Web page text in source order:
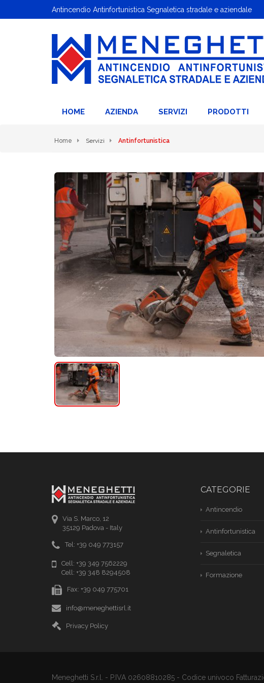
Antincendio Antinfortunistica Segnaletica stradale e aziendale
HOME AZIENDA SERVIZI PRODOTTI
Home Servizi Antinfortunistica
Via S. Marco, 12
35129 Padova - Italy
Tel: +39 049 773157
Cell: +39 349 7562229
Cell: +39 348 8294508
Fax: +39 049 775701
info@meneghettisrl.it
Privacy Policy
CATEGORIE
Antincendio
Antinfortunistica
Segnaletica
Formazione
Meneghetti S.r.l. - P.IVA 02608810285 - Codice univoco